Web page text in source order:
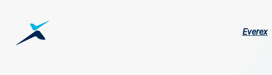
Main
Everex